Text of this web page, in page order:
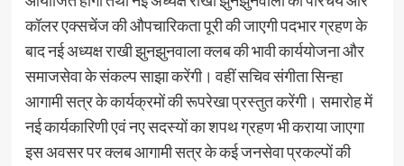
कॉलर एक्सचेंज की औपचारिकता पूरी की जाएगी पदभार ग्रहण के
बाद नई अध्यक्ष राखी झुनझुनवाला क्लब की भावी कार्ययोजना और
समाजसेवा के संकल्प साझा करेंगी। वहीं सचिव संगीता सिन्हा
आगामी सत्र के कार्यक्रमों की रूपरेखा प्रस्तुत करेंगी। समारोह में
नई कार्यकारिणी एवं नए सदस्यों का शपथ ग्रहण भी कराया जाएगा
इस अवसर पर क्लब आगामी सत्र के कई जनसेवा प्रकल्पों की